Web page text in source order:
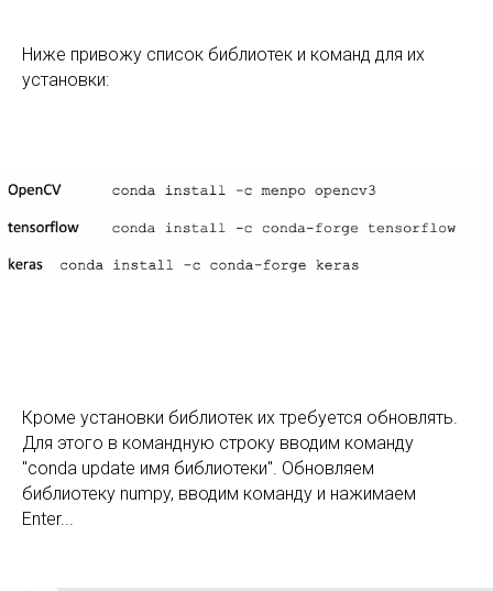
Ниже привожу список библиотек и команд для их
установки:
Кроме установки библиотек их требуется обновлять.
Для этого в командную строку вводим команду
"conda update имя библиотеки". Обновляем
библиотеку numpy, вводим команду и нажимаем
Enter...